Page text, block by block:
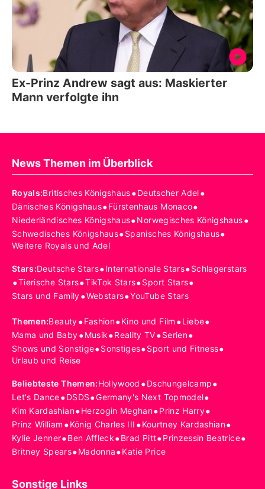
Ex-Prinz Andrew sagt aus: Maskierter
Mann verfolgte ihn
News Themen im Überblick
Royals:Britisches Königshaus•Deutscher Adel•
Dänisches Königshaus•Fürstenhaus Monaco•
Niederländisches Königshaus•Norwegisches Königshaus•
Schwedisches Königshaus•Spanisches Königshaus•
Weitere Royals und Adel
Stars:Deutsche Stars•Internationale Stars•Schlagerstars
•Tierische Stars•TikTok Stars•Sport Stars•
Stars und Family•Webstars•YouTube Stars
Themen:Beauty•Fashion•Kino und Film •Liebe•
Mama und Baby•Musik•Reality TV•Serien•
Shows und Sonstige•Sonstiges•Sport und Fitness•
Urlaub und Reise
Beliebteste Themen:Hollywood •Dschungelcamp•
Let's Dance•DSDS•Germany's Next Topmodel•
Kim Kardashian•Herzogin Meghan•Prinz Harry•
Prinz William •König Charles III •Kourtney Kardashian•
Kylie Jenner•Ben Affleck•Brad Pitt•Prinzessin Beatrice•
Britney Spears•Madonna•Katie Price
Sonstige Links